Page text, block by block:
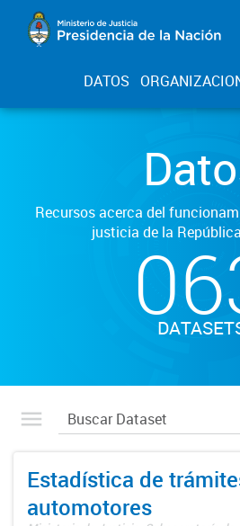
DATOS
Recursos acerca del
justicia de la
Estadística de
automotores